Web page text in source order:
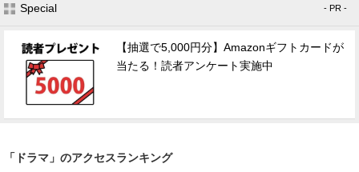
Special - PR -
【抽選で5,000円分】Amazonギフトカードが
当たる！読者アンケート実施中
「ドラマ」のアクセスランキング